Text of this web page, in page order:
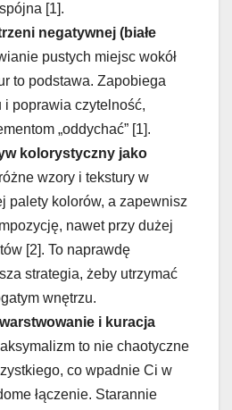
[1].
negatywnej (białe
pustych miejsc wokół
to podstawa. Zapobiega
i poprawia czytelność,
„oddychać” [1].
kolorystyczny jako
wzory i tekstury w
palety kolorów, a zapewnisz
nawet przy dużej
[2]. To naprawdę
strategia, żeby utrzymać
wnętrzu.
i kuracja
to nie chaotyczne
co wpadnie Ci w
łączenie. Starannie